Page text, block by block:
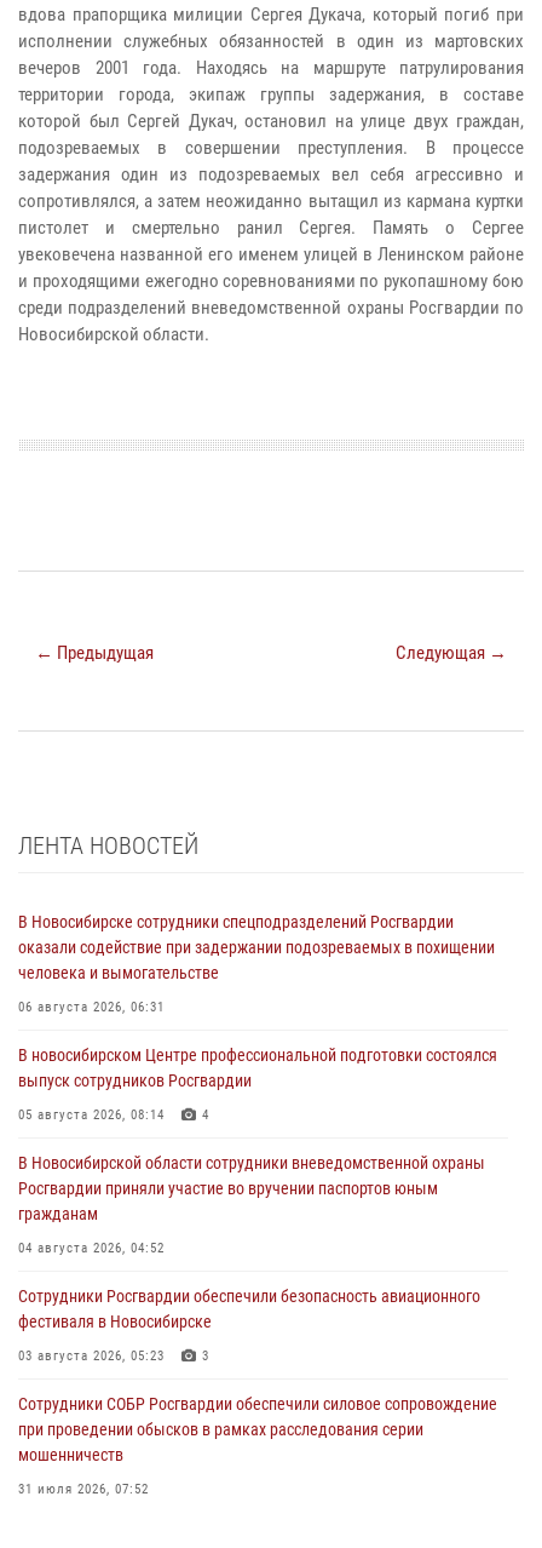
вдова прапорщика милиции Сергея Дукача, который погиб при
исполнении служебных обязанностей в один из мартовских
вечеров 2001 года. Находясь на маршруте патрулирования
территории города, экипаж группы задержания, в составе
которой был Сергей Дукач, остановил на улице двух граждан,
подозреваемых в совершении преступления. В процессе
задержания один из подозреваемых вел себя агрессивно и
сопротивлялся, а затем неожиданно вытащил из кармана куртки
пистолет и смертельно ранил Сергея. Память о Сергее
увековечена названной его именем улицей в Ленинском районе
и проходящими ежегодно соревнованиями по рукопашному бою
среди подразделений вневедомственной охраны Росгвардии по
Новосибирской области.
← Предыдущая Следующая →
ЛЕНТА НОВОСТЕЙ
В Новосибирске сотрудники спецподразделений Росгвардии
оказали содействие при задержании подозреваемых в похищении
человека и вымогательстве
06 августа 2026, 06:31
В новосибирском Центре профессиональной подготовки состоялся
выпуск сотрудников Росгвардии
05 августа 2026, 08:14 4
В Новосибирской области сотрудники вневедомственной охраны
Росгвардии приняли участие во вручении паспортов юным
гражданам
04 августа 2026, 04:52
Сотрудники Росгвардии обеспечили безопасность авиационного
фестиваля в Новосибирске
03 августа 2026, 05:23 3
Сотрудники СОБР Росгвардии обеспечили силовое сопровождение
при проведении обысков в рамках расследования серии
мошенничеств
31 июля 2026, 07:52